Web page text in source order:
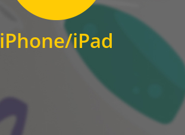
iPhone/iPad
Zum Download
für iPhone und iPad